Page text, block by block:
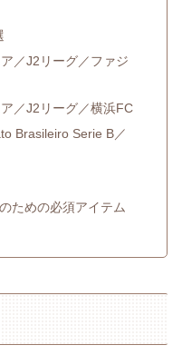
／J2リーグ／ファジ
／J2リーグ／横浜FC
Brasileiro Serie B／
ための必須アイテム